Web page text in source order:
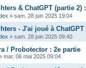
& ChatGPT (partie 2)
» sam. 28 juin 2025 19:04
- J'ai joué à ChatGPT
» sam. 28 juin 2025 09:40
/ Probotector : 2e partie
mar. 06 mai 2025 09:04